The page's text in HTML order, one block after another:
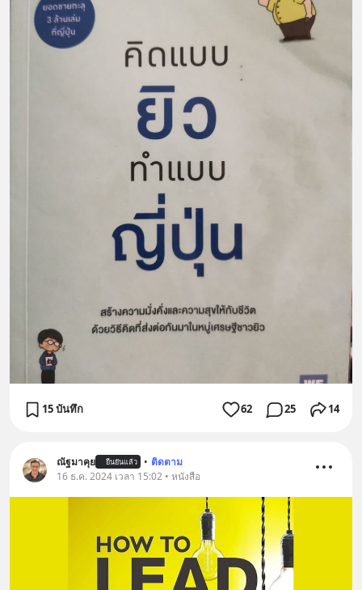
15 บันทึก 62 25 14
ณัฐมาคุย ยืนยันแล้ว • ติดตาม
16 ธ.ค. 2024 เวลา 15:02 • หนังสือ